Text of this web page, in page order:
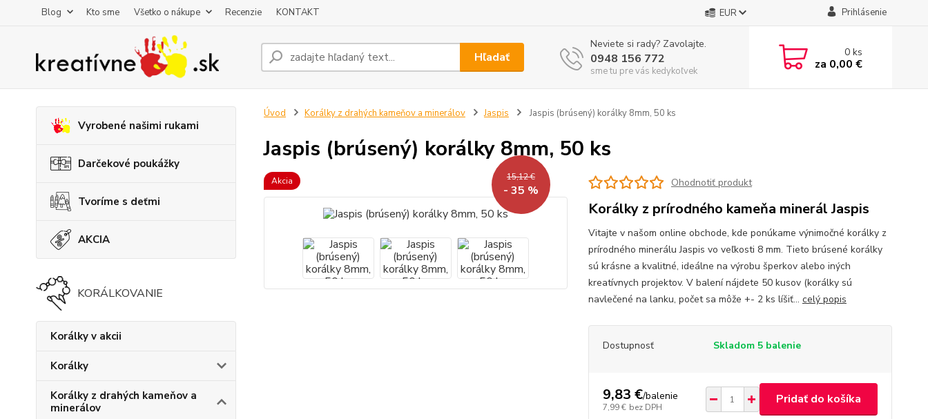
Blog Kto sme Všetko o nákupe Recenzie KONTAKT EUR Prihlásenie
Hľadať
Neviete si rady? Zavolajte.
0948 156 772
sme tu pre vás kedykoľvek
0ks
za 0,00 €
Vyrobené našimi rukami
Darčekové poukážky
Tvoríme s deťmi
AKCIA
KORÁLKOVANIE
Korálky v akcii
Korálky
Korálky z drahých kameňov a
minerálov
Úvod Korálky z drahých kameňov a minerálov Jaspis Jaspis (brúsený) korálky 8mm, 50 ks
Jaspis (brúsený) korálky 8mm, 50 ks
Akcia 15,12 €
- 35 %
Ohodnotiť produkt
Korálky z prírodného kameňa minerál Jaspis
Vitajte v našom online obchode, kde ponúkame výnimočné korálky z
prírodného minerálu Jaspis vo veľkosti 8 mm. Tieto brúsené korálky
sú krásne a kvalitné, ideálne na výrobu šperkov alebo iných
kreatívnych projektov. V balení nájdete 50 kusov (korálky sú
navlečené na lanku, počet sa môže +- 2 ks líšiť... celý popis
Dostupnosť Skladom 5 balenie
9,83 €/balenie
7,99 € bez DPH
Pridať do košíka